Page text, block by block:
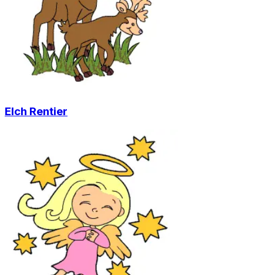
Elch Rentier